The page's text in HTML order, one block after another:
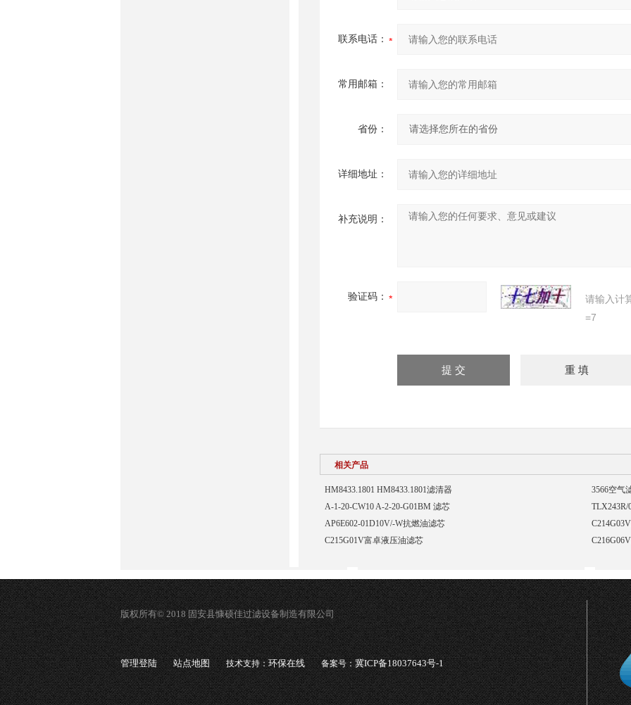
联系电话：
常用邮箱：
省份：
详细地址：
补充说明：
验证码：
请输入计
=7
相关产品
HM8433.1801 HM8433.1801滤清器
3566空气
A-1-20-CW10 A-2-20-G01BM 滤芯
TLX243R/
AP6E602-01D10V/-W抗燃油滤芯
C215G01V富卓液压油滤芯
版权所有© 2018 固安县慷硕佳过滤设备制造有限公司
管理登陆 站点地图 技术支持：环保在线 备案号：冀ICP备18037643号-1